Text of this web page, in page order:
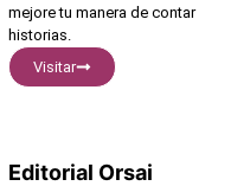
mejore tu manera de contar
historias.
Visitar
Editorial Orsai